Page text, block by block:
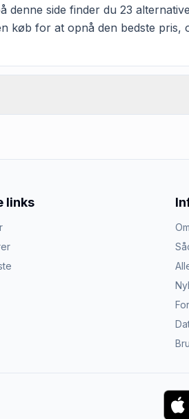
denne side finder du 23
køb for at opnå den bedste pris,
links